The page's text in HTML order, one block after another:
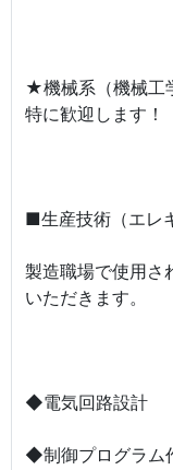
★機械系（機械工
特に歓迎します！
■生産技術（エレ
製造職場で使用さ
いただきます。
◆電気回路設計
◆制御プログラム